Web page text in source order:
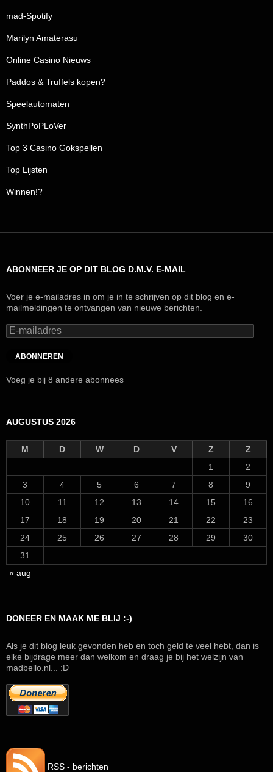
mad-Spotify
Marilyn Amaterasu
Online Casino Nieuws
Paddos & Truffels kopen?
Speelautomaten
SynthPoPLoVer
Top 3 Casino Gokspellen
Top Lijsten
Winnen!?
ABONNEER JE OP DIT BLOG D.M.V. E-MAIL
Voer je e-mailadres in om je in te schrijven op dit blog en e-
mailmeldingen te ontvangen van nieuwe berichten.
E-
mailadres
ABONNEREN
Voeg je bij 8 andere abonnees
AUGUSTUS 2026
M D W D V Z
Z
1
2
3
4 5 6 7 8
9
10
11 12 13 14 15
16
17
18 19 20 21 22
23
24
25 26 27 28 29
30
31
« aug
DONEER EN MAAK ME BLIJ :-)
Als je dit blog leuk gevonden heb en toch geld te veel hebt, dan is
elke bijdrage meer dan welkom en draag je bij het welzijn van
madbello.nl... :D
RSS - berichten